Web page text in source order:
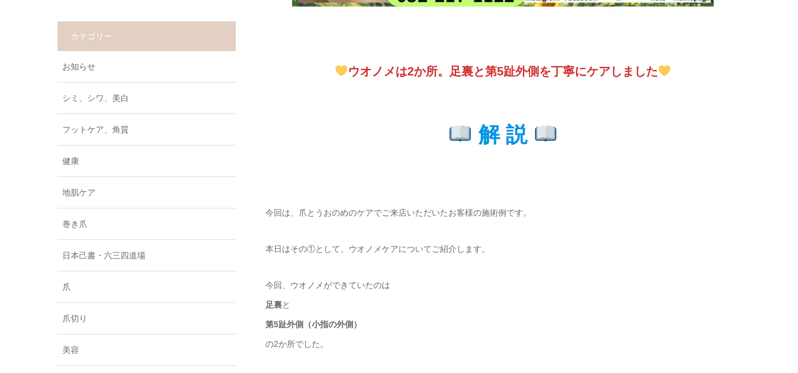
ウオノメは2か所。足裏と第5趾外側を丁寧にケアしました
解 説
今回は、爪とうおのめのケアでご来店いただいたお客様の施術例です。
本日はその①として、ウオノメケアについてご紹介します。
今回、ウオノメができていたのは
足裏と
第5趾外側（小指の外側）
の2か所でした。
カテゴリー
お知らせ
シミ、シワ、美白
フットケア、角質
健康
地肌ケア
巻き爪
日本己書・六三四道場
爪
爪切り
美容